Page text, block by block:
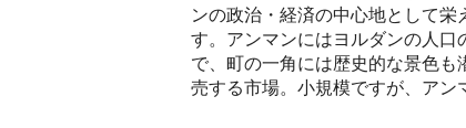
ンの政治・経済の中心地として
す。アンマンにはヨルダンの人
で、町の一角には歴史的な景色
売する市場。小規模ですが、アン